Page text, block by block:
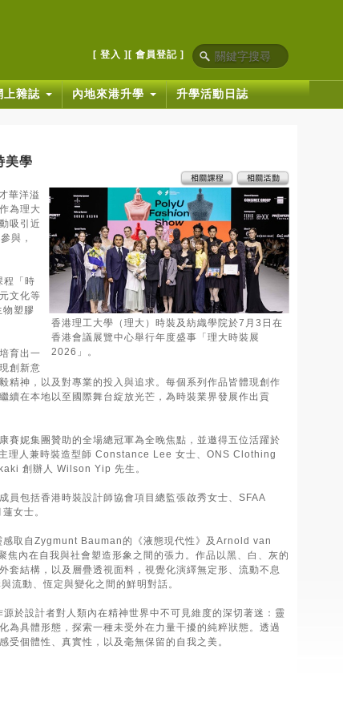
[ 登入 ] [ 會員登記 ]
上雜誌 內地來港升學 升學活動日誌
美學
香港理工大學（理大）時裝及紡織學院於7月3日在
香港會議展覽中心舉行年度盛事「理大時裝展
2026」。
華洋溢
為理大
吸引近
與，
程「時
文化等
塑膠
育出一
創新意
精神，以及對專業的投入與追求。每個系列作品皆體現創作
續在本地以至國際舞台綻放光芒，為時裝業界發展作出貢
賽妮集團贊助的全場總冠軍為全晚焦點，並邀得五位活躍於
理人兼時裝造型師 Constance Lee 女士、ONS Clothing
創辦人 Wilson Yip 先生。
員包括香港時裝設計師協會項目總監張啟秀女士、SFAA
女士。
感取自Zygmunt Bauman的《液態現代性》及Arnold van
內在自我與社會塑造形象之間的張力。作品以黑、白、灰的
套結構，以及層疊透視面料，視覺化演繹無定形、流動不息
流動、恆定與變化之間的鮮明對話。
於設計者對人類內在精神世界中不可見維度的深切著迷：靈
為具體形態，探索一種未受外在力量干擾的純粹狀態。透過
個體性、真實性，以及毫無保留的自我之美。